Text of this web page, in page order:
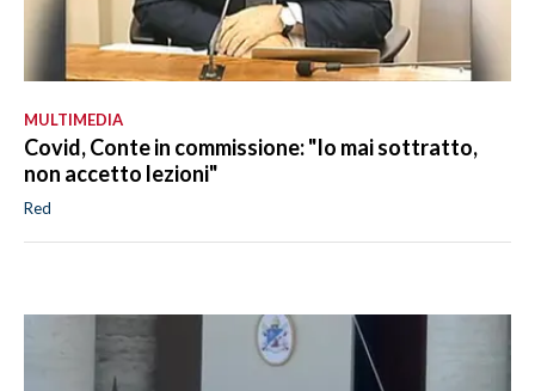
MULTIMEDIA
Covid, Conte in commissione: "Io mai sottratto,
non accetto lezioni"
Red